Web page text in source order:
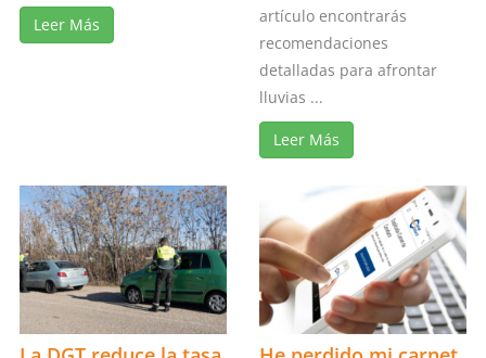
Leer Más
artículo encontrarás
recomendaciones
detalladas para afrontar
lluvias ...
Leer Más